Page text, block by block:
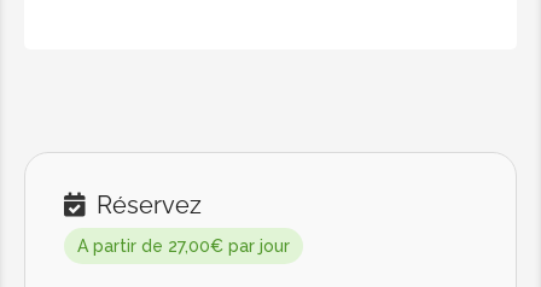
Réservez
A partir de 27,00€ par jour